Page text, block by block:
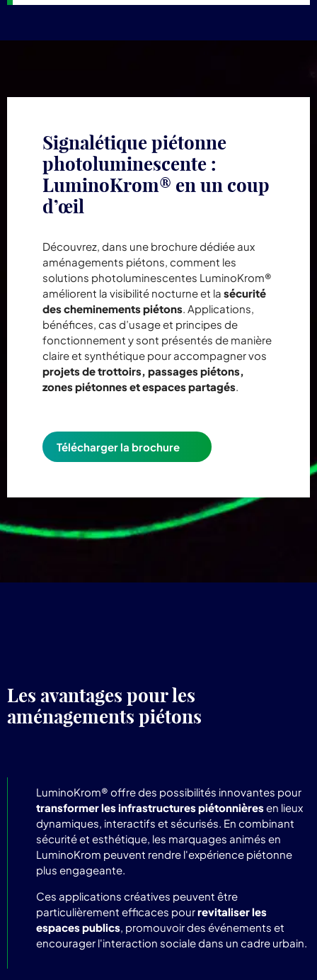
Signalétique piétonne
photoluminescente :
LuminoKrom® en un coup
d’œil
Découvrez, dans une brochure dédiée aux
aménagements piétons, comment les
solutions photoluminescentes LuminoKrom®
améliorent la visibilité nocturne et la sécurité
des cheminements piétons. Applications,
bénéfices, cas d’usage et principes de
fonctionnement y sont présentés de manière
claire et synthétique pour accompagner vos
projets de trottoirs, passages piétons,
zones piétonnes et espaces partagés.
Télécharger la brochure
Les avantages pour les
aménagements piétons
LuminoKrom® offre des possibilités innovantes pour
transformer les infrastructures piétonnièresen lieux
dynamiques, interactifs et sécurisés. En combinant
sécurité et esthétique, les marquages animés en
LuminoKrom peuvent rendre l'expérience piétonne
plus engageante.
Ces applications créatives peuvent être
particulièrement efficaces pourrevitaliser les
espaces publics, promouvoir des événements et
encourager l'interaction sociale dans un cadre urbain.